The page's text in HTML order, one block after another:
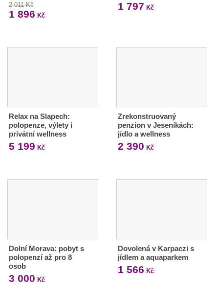
2 011 Kč
1 896 Kč
1 797 Kč
Relax na Slapech:
polopenze, výlety i
privátní wellness
5 199 Kč
Zrekonstruovaný
penzion v Jeseníkách:
jídlo a wellness
2 390 Kč
Dolní Morava: pobyt s
polopenzí až pro 8
osob
3 000 Kč
Dovolená v Karpaczi s
jídlem a aquaparkem
1 566 Kč